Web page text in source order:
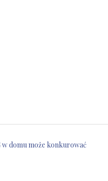
w domu może konkurować